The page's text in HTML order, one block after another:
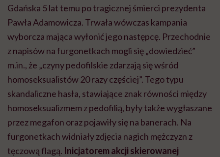
Gdańska 5 lat temu po tragicznej śmierci prezydenta
Pawła Adamowicza. Trwała wówczas kampania
wyborcza mająca wyłonić jego następcę. Przechodnie
z napisów na furgonetkach mogli się „dowiedzieć”
m.in., że „czyny pedofilskie zdarzają się wśród
homoseksualistów 20 razy częściej”. Tego typu
skandaliczne hasła, stawiające znak równości między
homoseksualizmem z pedofilią, były także wygłaszane
przez megafon oraz pojawiły się na banerach. Na
furgonetkach widniały zdjęcia nagich mężczyzn z
tęczową flagą. Inicjatorem akcji skierowanej